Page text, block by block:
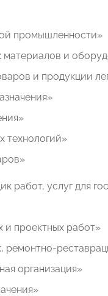
промышленности»
и
и продукции
технологий»
услуг для
и проектных работ»
организация»